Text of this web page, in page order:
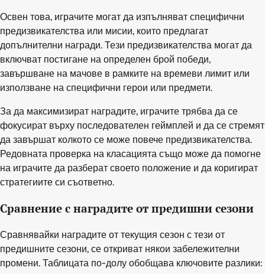
Освен това, играчите могат да изпълняват специфични
предизвикателства или мисии, които предлагат
допълнителни награди. Тези предизвикателства могат да
включват постигане на определен брой победи,
завършване на мачове в рамките на времеви лимит или
използване на специфични герои или предмети.
За да максимизират наградите, играчите трябва да се
фокусират върху последователен геймплей и да се стремят
да завършат колкото се може повече предизвикателства.
Редовната проверка на класацията също може да помогне
на играчите да разберат своето положение и да коригират
стратегиите си съответно.
Сравнение с наградите от предишни сезони
Сравнявайки наградите от текущия сезон с тези от
предишните сезони, се откриват някои забележителни
промени. Таблицата по-долу обобщава ключовите разлики: